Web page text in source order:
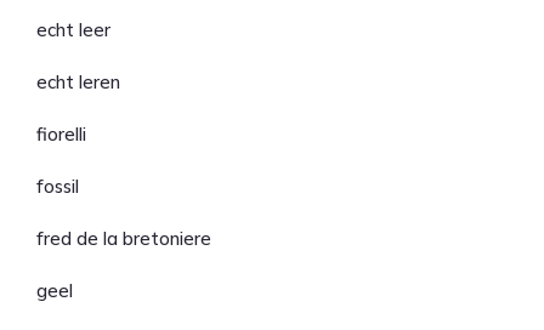
echt leer
echt leren
fiorelli
fossil
fred de la bretoniere
geel